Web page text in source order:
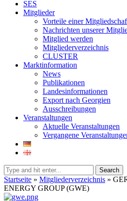
SES
Mitglieder
Vorteile einer
Nachrichten unserer
Mitglied werden
Mitgliederverzeichnis
CLUSTER
Marktinformation
News
Publikationen
Landesinformationen
Export nach Georgien
Ausschreibungen
Veranstaltungen
Aktuelle Veranstaltungen
Vergangene
Search
Startseite » Mitgliederverzeichnis »
ENERGY GROUP (GWE)